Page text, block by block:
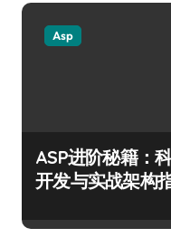
Asp
ASP进阶秘籍：
开发与实战架构